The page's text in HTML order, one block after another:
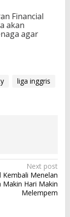
Financial
akan
agar
liga inggris
Next post
Kembali Menelan
Makin Hari Makin
Melempem